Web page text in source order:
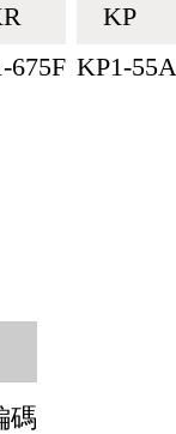
675F
KP🇰🇵
KP1-
碼